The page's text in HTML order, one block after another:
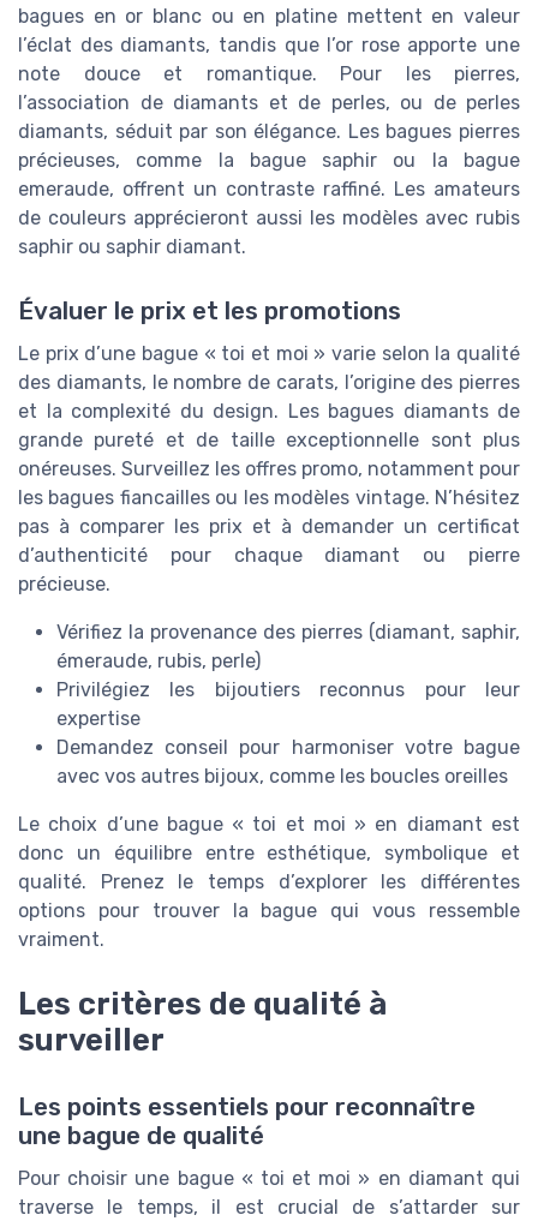
bagues en or blanc ou en platine mettent en valeur
l’éclat des diamants, tandis que l’or rose apporte une
note douce et romantique. Pour les pierres,
l’association de diamants et de perles, ou de perles
diamants, séduit par son élégance. Les bagues pierres
précieuses, comme la bague saphir ou la bague
emeraude, offrent un contraste raffiné. Les amateurs
de couleurs apprécieront aussi les modèles avec rubis
saphir ou saphir diamant.
Évaluer le prix et les promotions
Le prix d’une bague « toi et moi » varie selon la qualité
des diamants, le nombre de carats, l’origine des pierres
et la complexité du design. Les bagues diamants de
grande pureté et de taille exceptionnelle sont plus
onéreuses. Surveillez les offres promo, notamment pour
les bagues fiancailles ou les modèles vintage. N’hésitez
pas à comparer les prix et à demander un certificat
d’authenticité pour chaque diamant ou pierre
précieuse.
Vérifiez la provenance des pierres (diamant, saphir,
émeraude, rubis, perle)
Privilégiez les bijoutiers reconnus pour leur
expertise
Demandez conseil pour harmoniser votre bague
avec vos autres bijoux, comme les boucles oreilles
Le choix d’une bague « toi et moi » en diamant est
donc un équilibre entre esthétique, symbolique et
qualité. Prenez le temps d’explorer les différentes
options pour trouver la bague qui vous ressemble
vraiment.
Les critères de qualité à
surveiller
Les points essentiels pour reconnaître
une bague de qualité
Pour choisir une bague « toi et moi » en diamant qui
traverse le temps, il est crucial de s’attarder sur